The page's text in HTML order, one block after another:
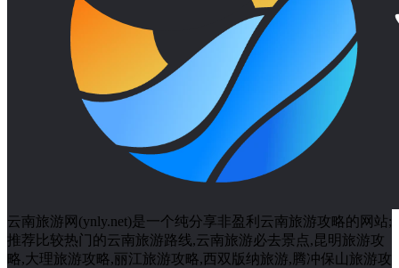
大理旅游攻略二日游（大理旅游攻略二日游）
丽江 丽江古城 丽江旅游丽江旅游攻略丽江旅
游景点 云南 云南丽江 云南小吃 云南旅游云